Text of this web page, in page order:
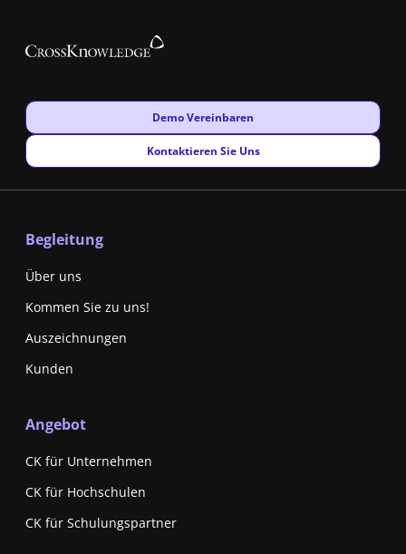
New window
Demo Vereinbaren
New window
Kontaktieren Sie Uns
Begleitung
Über uns
Kommen Sie zu uns!
Auszeichnungen
Kunden
Angebot
CK für Unternehmen
CK für Hochschulen
CK für Schulungspartner